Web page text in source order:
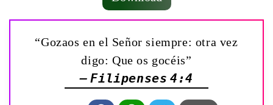
“Gozaos en el Señor siempre: otra vez
digo: Que os gocéis”
— Filipenses 4:4